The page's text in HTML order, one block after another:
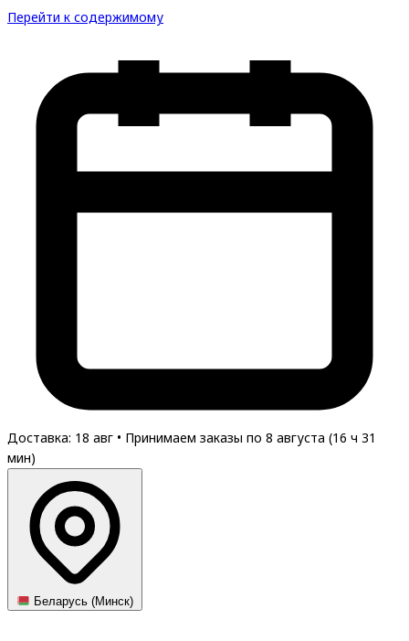
Перейти к содержимому
Доставка: 18 авг • Принимаем заказы по 8 августа (16 ч 31
мин)
Беларусь (Минск)